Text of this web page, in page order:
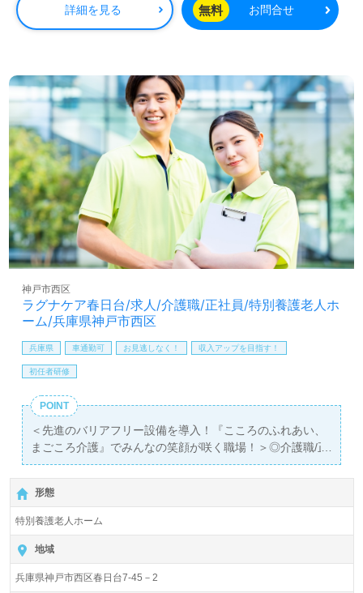
持ちの良い対応と高い介護技術力』が評判の事業所様様！
◎
度、職員様同士の協力体制、働きやすい環境面もうれしい
ポイント！『ご利用者様のお役に立ちたい、資格/経験を活
かしたい』『介護知識や技術力を高めたい』『メリハリつ
けて働きたい』『転職で施設形態や環境を変えて働きた
い』等の方も大歓迎です。募集詳細等、担当コンサルタン
トよりご案内します。お問い合わせも遠慮なくお願いしま
す。
全国の求人ご紹介！医療/福祉業界の正社員/パート仕事探
しは【ウィルオブ介護】＊求人情報収集、将来的に検討の
方も遠慮なく＊
LINE、メール、お電話などご希望に応じてお問い合わせ/ご
料サービスをご利用いただけます。＜非公開求人も取扱い
あり！＞"転職支援"のプロと一緒に転職活動！お問い合わ
せお待ちしております。
詳細を見る 無料 お問合せ
ラグナケア春日台/求人/介護職/正社員/特別養護老人ホ
ーム/兵庫県神戸市西区
神戸市西区
兵庫県 車通勤可 お見逃しなく！ 収入アップを目指す！
初任者研修
POINT
＜先進のバリアフリー設備を導入！『こころのふれあい、
まごころ介護』でみんなの笑顔が咲く職場！＞◎介護職/正
社員募集◎
【月給235,750円～286,150円/賞与2回】＊初任者研修以上
有資格者向け求人＊『西神中央駅』より路線バス、お車通
勤可能です。
入居定120名（全室個室）『ラグナケア春日台』社会福祉
法人報恩会（本部：兵庫県神戸市）様が運営しています。
兵庫県を中心に特別養護老人ホーム、ショートステイ、ケ
形態
特別養護老人ホーム
地域
兵庫県神戸市西区春日台7-45－2